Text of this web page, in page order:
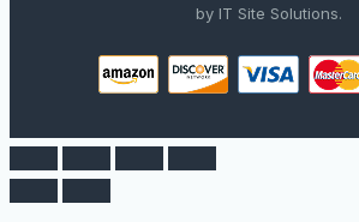
by IT Site Solutions.